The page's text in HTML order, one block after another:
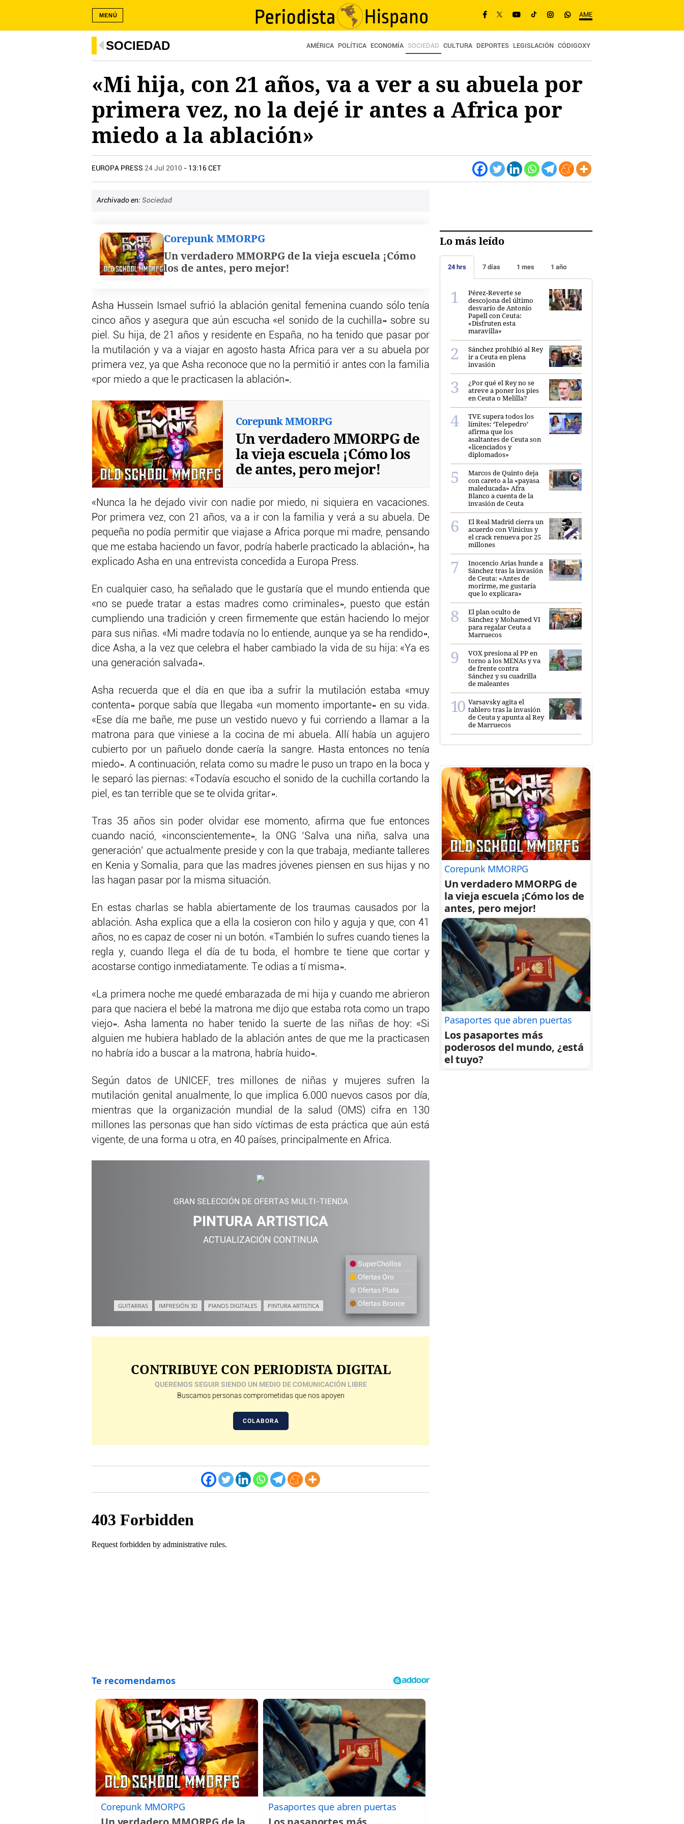
AME
MENÚ
SOCIEDAD AMÉRICA POLÍTICA ECONOMÍA SOCIEDAD CULTURA DEPORTES LEGISLACIÓN CÓDIGOXY
«Mi hija, con 21 años, va a ver a su abuela por
primera vez, no la dejé ir antes a Africa por
miedo a la ablación»
EUROPA PRESS 24 Jul 2010 - 13:16 CET
Archivado en: Sociedad
Corepunk MMORPG
Un verdadero MMORPG de la vieja escuela ¡Cómo
los de antes, pero mejor!
Asha Hussein Ismael sufrió la ablación genital femenina cuando sólo tenía
cinco años y asegura que aún escucha «el sonido de la cuchilla» sobre su
piel. Su hija, de 21 años y residente en España, no ha tenido que pasar por
la mutilación y va a viajar en agosto hasta Africa para ver a su abuela por
primera vez, ya que Asha reconoce que no la permitió ir antes con la familia
«por miedo a que le practicasen la ablación».
Corepunk MMORPG
Un verdadero MMORPG de
la vieja escuela ¡Cómo los
de antes, pero mejor!
«Nunca la he dejado vivir con nadie por miedo, ni siquiera en vacaciones.
Por primera vez, con 21 años, va a ir con la familia y verá a su abuela. De
pequeña no podía permitir que viajase a Africa porque mi madre, pensando
que me estaba haciendo un favor, podría haberle practicado la ablación», ha
explicado Asha en una entrevista concedida a Europa Press.
En cualquier caso, ha señalado que le gustaría que el mundo entienda que
«no se puede tratar a estas madres como criminales», puesto que están
cumpliendo una tradición y creen firmemente que están haciendo lo mejor
para sus niñas. «Mi madre todavía no lo entiende, aunque ya se ha rendido»,
dice Asha, a la vez que celebra el haber cambiado la vida de su hija: «Ya es
una generación salvada».
Asha recuerda que el día en que iba a sufrir la mutilación estaba «muy
contenta» porque sabía que llegaba «un momento importante» en su vida.
«Ese día me bañe, me puse un vestido nuevo y fui corriendo a llamar a la
matrona para que viniese a la cocina de mi abuela. Allí había un agujero
cubierto por un pañuelo donde caería la sangre. Hasta entonces no tenía
miedo». A continuación, relata como su madre le puso un trapo en la boca y
le separó las piernas: «Todavía escucho el sonido de la cuchilla cortando la
piel, es tan terrible que se te olvida gritar».
Tras 35 años sin poder olvidar ese momento, afirma que fue entonces
cuando nació, «inconscientemente», la ONG ‘Salva una niña, salva una
generación’ que actualmente preside y con la que trabaja, mediante talleres
en Kenia y Somalia, para que las madres jóvenes piensen en sus hijas y no
las hagan pasar por la misma situación.
En estas charlas se habla abiertamente de los traumas causados por la
ablación. Asha explica que a ella la cosieron con hilo y aguja y que, con 41
años, no es capaz de coser ni un botón. «También lo sufres cuando tienes la
regla y, cuando llega el día de tu boda, el hombre te tiene que cortar y
acostarse contigo inmediatamente. Te odias a tí misma».
«La primera noche me quedé embarazada de mi hija y cuando me abrieron
para que naciera el bebé la matrona me dijo que estaba rota como un trapo
viejo». Asha lamenta no haber tenido la suerte de las niñas de hoy: «Si
alguien me hubiera hablado de la ablación antes de que me la practicasen
no habría ido a buscar a la matrona, habría huido».
Según datos de UNICEF, tres millones de niñas y mujeres sufren la
mutilación genital anualmente, lo que implica 6.000 nuevos casos por día,
mientras que la organización mundial de la salud (OMS) cifra en 130
millones las personas que han sido víctimas de esta práctica que aún está
vigente, de una forma u otra, en 40 países, principalmente en Africa.
GRAN SELECCIÓN DE OFERTAS MULTI-TIENDA
PINTURA ARTISTICA
ACTUALIZACIÓN CONTINUA
GUITARRAS IMPRESIÓN 3D PIANOS DIGITALES PINTURA ARTISTICA
SuperChollos
Ofertas Oro
Ofertas Plata
Ofertas Bronce
CONTRIBUYE CON PERIODISTA DIGITAL
QUEREMOS SEGUIR SIENDO UN MEDIO DE COMUNICACIÓN LIBRE
Buscamos personas comprometidas que nos apoyen
COLABORA
Corepunk MMORPG Pasaportes que abren puertas
Lo más leído
24 hrs 7 días 1 mes 1 año
Pérez-Reverte se
descojona del último
desvarío de Antonio
Papell con Ceuta:
«Disfruten esta
maravilla»
Sánchez prohibió al Rey
ir a Ceuta en plena
invasión
¿Por qué el Rey no se
atreve a poner los pies
en Ceuta o Melilla?
TVE supera todos los
límites: ‘Telepedro’
afirma que los
asaltantes de Ceuta son
«licenciados y
diplomados»
Marcos de Quinto deja
con careto a la «payasa
maleducada» Afra
Blanco a cuenta de la
invasión de Ceuta
El Real Madrid cierra un
acuerdo con Vinicius y
el crack renueva por 25
millones
Inocencio Arias hunde a
Sánchez tras la invasión
de Ceuta: «Antes de
morirme, me gustaría
que lo explicara»
El plan oculto de
Sánchez y Mohamed VI
para regalar Ceuta a
Marruecos
VOX presiona al PP en
torno a los MENAs y va
de frente contra
Sánchez y su cuadrilla
de maleantes
Varsavsky agita el
tablero tras la invasión
de Ceuta y apunta al Rey
de Marruecos
Corepunk MMORPG
Un verdadero MMORPG de
la vieja escuela ¡Cómo los de
antes, pero mejor!
Pasaportes que abren puertas
Los pasaportes más
poderosos del mundo, ¿está
el tuyo?